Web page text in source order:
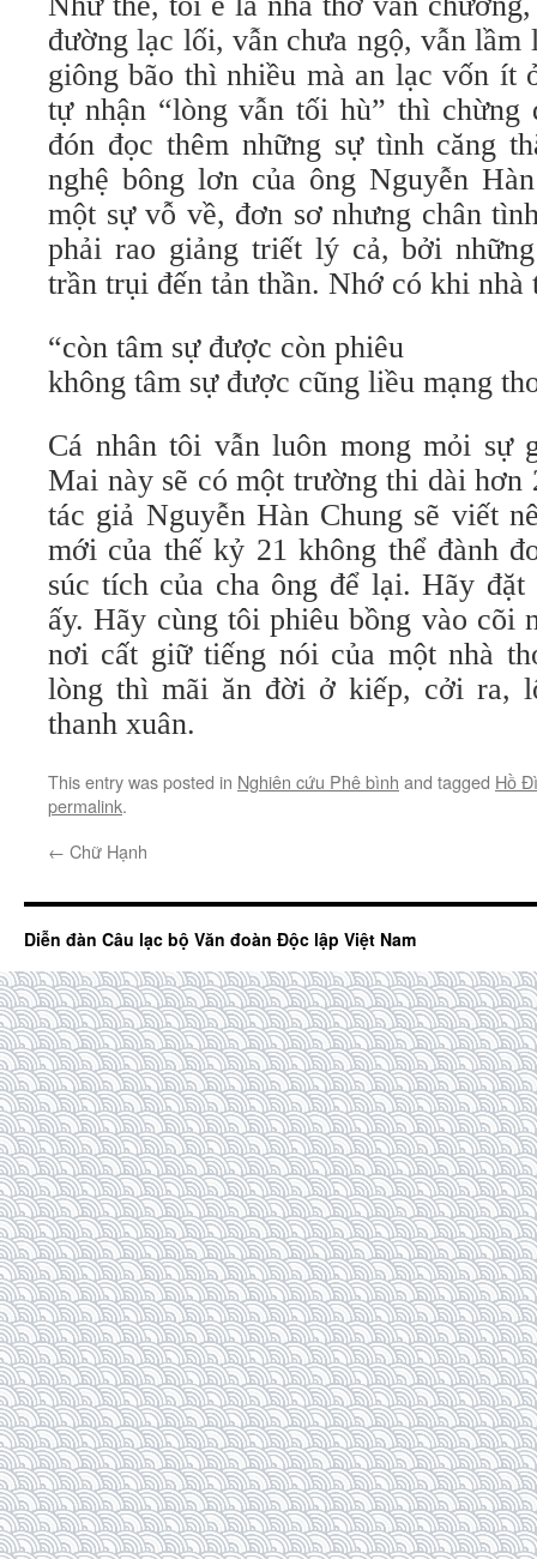
đường lạc lối, vẫn chưa ngộ, vẫn
giông bão thì nhiều mà an lạc vốn ít
tự nhận “lòng vẫn tối hù” thì chừng
đón đọc thêm những sự tình căng
nghệ bông lơn của ông Nguyễn
một sự vỗ về, đơn sơ nhưng chân
phải rao giảng triết lý cả, bởi
trần trụi đến tản thần. Nhớ có khi nhà
“còn tâm sự được còn phiêu
không tâm sự được cũng liều mạng
Cá nhân tôi vẫn luôn mong mỏi sự
Mai này sẽ có một trường thi dài hơn
tác giả Nguyễn Hàn Chung sẽ viết
mới của thế kỷ 21 không thể đành
súc tích của cha ông để lại. Hãy
ấy. Hãy cùng tôi phiêu bồng vào cõi
nơi cất giữ tiếng nói của một nhà
lòng thì mãi ăn đời ở kiếp, cởi ra,
thanh xuân.
This entry was posted in Nghiên cứu Phê bình and tagged Hồ
permalink.
← Chữ Hạnh
Diễn đàn Câu lạc bộ Văn đoàn Độc lập Việt Nam